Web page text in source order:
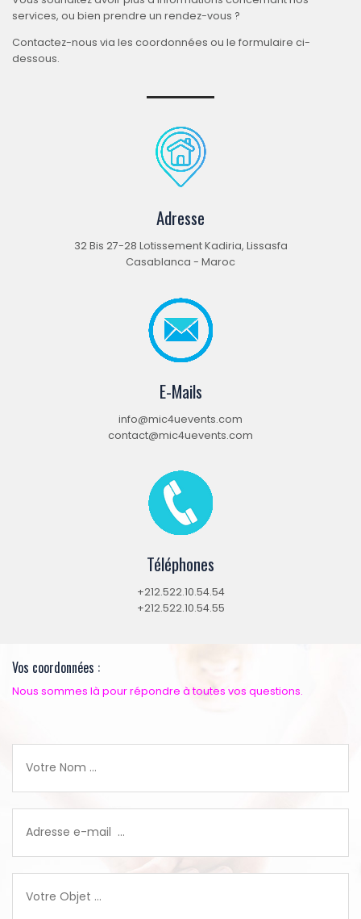
services, ou bien prendre un rendez-vous ?
Contactez-nous via les coordonnées ou le formulaire ci-
dessous.
Adresse
32 Bis 27-28 Lotissement Kadiria, Lissasfa
Casablanca - Maroc
E-Mails
info@mic4uevents.com
contact@mic4uevents.com
Téléphones
+212.522.10.54.54
+212.522.10.54.55
Vos coordonnées :
Nous sommes là pour répondre à toutes vos questions.